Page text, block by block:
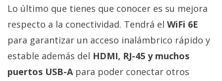
Lo último que tienes que conocer es su mejora
respecto a la conectividad. Tendrá el WiFi 6E
para garantizar un acceso inalámbrico rápido y
estable además del HDMI, RJ-45 y muchos
puertos USB-Apara poder conectar otros